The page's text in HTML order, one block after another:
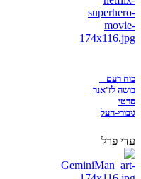
כוח רעם –
בושה לז'אנר
סרטי
גיבורי-העל
עדי פרל